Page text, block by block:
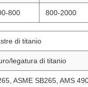
800 800-2000
di titanio
legatura di titanio
ASME SB265, AMS